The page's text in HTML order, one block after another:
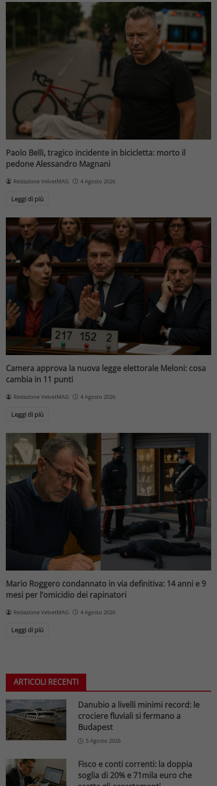
Paolo Belli, tragico incidente in bicicletta: morto il
pedone Alessandro Magnani
Redazione VelvetMAG 4 Agosto 2026
Leggi di più
Camera approva la nuova legge elettorale Meloni: cosa
cambia in 11 punti
Redazione VelvetMAG 4 Agosto 2026
Leggi di più
Mario Roggero condannato in via definitiva: 14 anni e 9
mesi per l’omicidio dei rapinatori
Redazione VelvetMAG 4 Agosto 2026
Leggi di più
ARTICOLI RECENTI
Danubio a livelli minimi record: le
crociere fluviali si fermano a
Budapest
5 Agosto 2026
Fisco e conti correnti: la doppia
soglia di 20% e 71mila euro che